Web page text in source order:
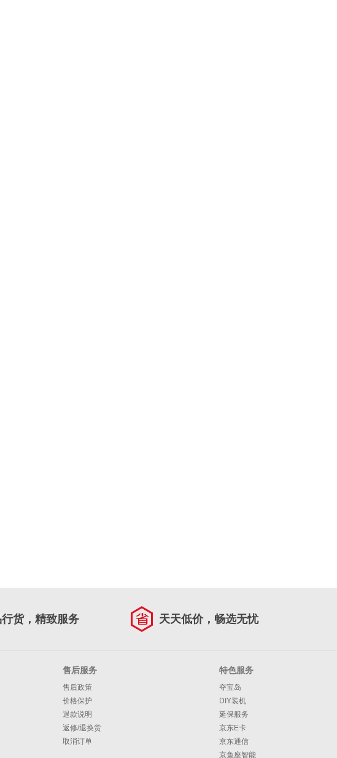
货，精致服务 天天低价，畅选无忧
售后服务
售后政策
价格保护
退款说明
返修/退换货
取消订单
特色服务
夺宝岛
DIY装机
延保服务
京东E卡
京东通信
京鱼座智能